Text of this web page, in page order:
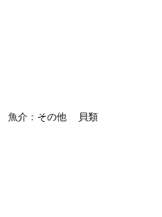
魚介：その他 貝類